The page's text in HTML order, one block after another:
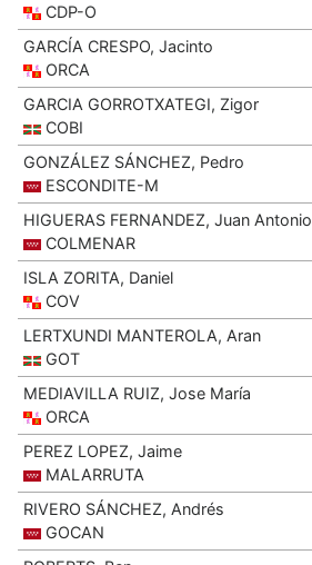
CDP-O
GARCÍA CRESPO, Jacinto
ORCA
GARCIA GORROTXATEGI, Zigor
COBI
GONZÁLEZ SÁNCHEZ, Pedro
ESCONDITE-M
HIGUERAS FERNANDEZ, Juan Antonio
COLMENAR
ISLA ZORITA, Daniel
COV
LERTXUNDI MANTEROLA, Aran
GOT
MEDIAVILLA RUIZ, Jose María
ORCA
PEREZ LOPEZ, Jaime
MALARRUTA
RIVERO SÁNCHEZ, Andrés
GOCAN